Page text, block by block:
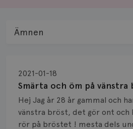
Smärta och öm på vänstra
2021-01-18
Hej Jag år 28 år gammal och
vänstra bröst, det gör ont och
rör på bröstet ! mesta dels
Ämnen
Biopsi
Biverkningar
Bröstvårta